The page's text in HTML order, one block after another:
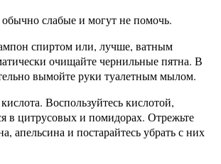
слабые и могут не помочь.
спиртом или, лучше, ватным
очищайте чернильные пятна. В
вымойте руки туалетным мылом.
Воспользуйтесь кислотой,
в цитрусовых и помидорах. Отрежьте
апельсина и постарайтесь убрать с них